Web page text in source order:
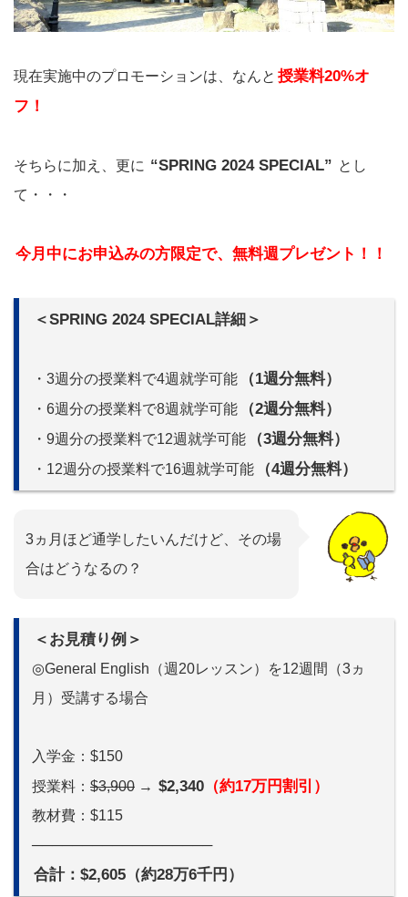
現在実施中のプロモーションは、なんと 授業料20%オ
フ！
そちらに加え、更に “SPRING 2024 SPECIAL” とし
て・・・
今月中にお申込みの方限定で、無料週プレゼント！！
＜SPRING 2024 SPECIAL詳細＞
・3週分の授業料で4週就学可能 （1週分無料）
・6週分の授業料で8週就学可能 （2週分無料）
・9週分の授業料で12週就学可能 （3週分無料）
・12週分の授業料で16週就学可能 （4週分無料）
3ヵ月ほど通学したいんだけど、その場
合はどうなるの？
＜お見積り例＞
◎General English（週20レッスン）を12週間（3ヵ
月）受講する場合
入学金：$150
授業料： $3,900 → $2,340 （約17万円割引）
教材費：$115
──────────────────
合計：$2,605（約28万6千円）